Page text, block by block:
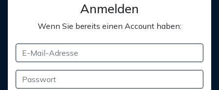
Anmelden
Wenn Sie bereits einen Account haben: